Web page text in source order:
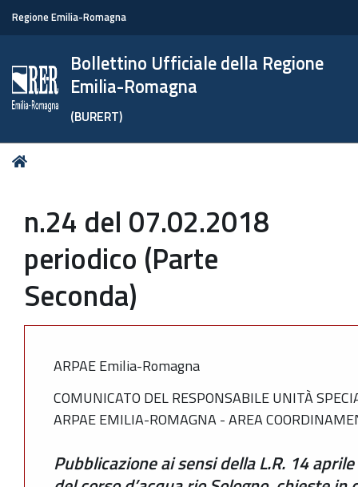
Regione Emilia-Romagna
Bollettino Ufficiale della Regione
Emilia-Romagna
(BURERT)
Tu
n.24 del 07.02.2018
periodico (Parte
Seconda)
ARPAE Emilia-Romagna
COMUNICATO DEL RESPONSABILE UNITÀ
ARPAE EMILIA-ROMAGNA - AREA
Pubblicazione ai sensi della L.R. 14